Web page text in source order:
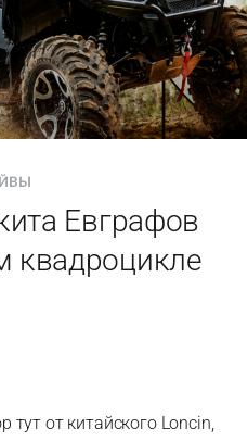
Евграфов
тут от китайского Loncin,